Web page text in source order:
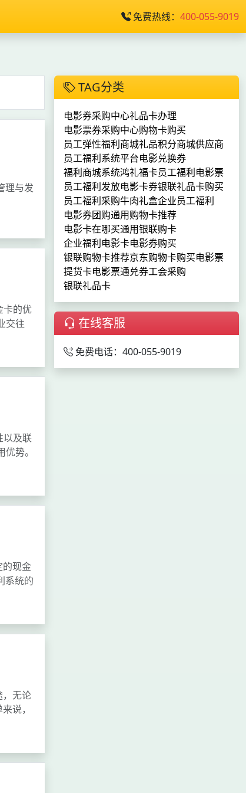
免费热线： 400-055-9019
理与发
卡的优
交往
以及联
势。
的现金
系统的
，无论
说，
TAG分类
电影券采购中心礼品卡办理
电影票券采购中心购物卡购买
员工弹性福利商城礼品积分商城供应商
员工福利系统平台电影兑换券
福利商城系统鸿礼福卡员工福利电影票
员工福利发放电影卡券银联礼品卡购买
员工福利采购牛肉礼盒企业员工福利
电影券团购通用购物卡推荐
电影卡在哪买通用银联购卡
企业福利电影卡电影券购买
银联购物卡推荐京东购物卡购买电影票
提货卡电影票通兑券工会采购
银联礼品卡
在线客服
免费电话：400-055-9019